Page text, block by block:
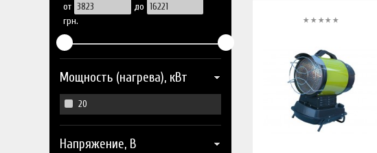
от
до
грн.
Мощность (нагрева), кВт
20
Напряжение, В